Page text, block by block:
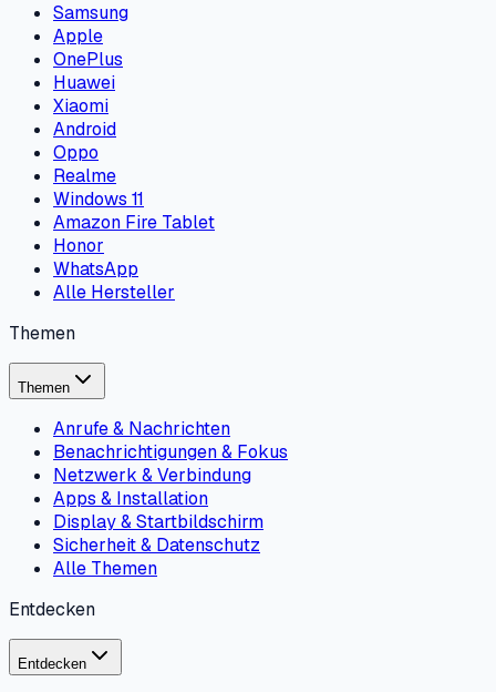
Samsung
Apple
OnePlus
Huawei
Xiaomi
Android
Oppo
Realme
Windows 11
Amazon Fire Tablet
Honor
WhatsApp
Alle Hersteller
Themen
Themen
Anrufe & Nachrichten
Benachrichtigungen & Fokus
Netzwerk & Verbindung
Apps & Installation
Display & Startbildschirm
Sicherheit & Datenschutz
Alle Themen
Entdecken
Entdecken